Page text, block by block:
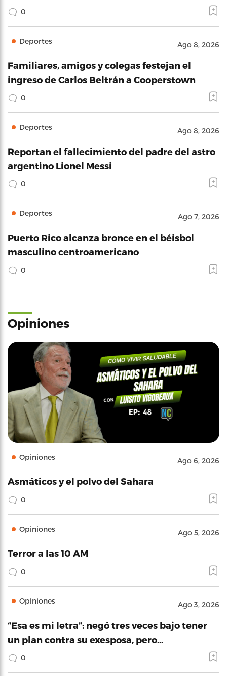
0
Deportes Ago 8, 2026
Familiares, amigos y colegas festejan el
ingreso de Carlos Beltrán a Cooperstown
0
Deportes Ago 8, 2026
Reportan el fallecimiento del padre del astro
argentino Lionel Messi
0
Deportes Ago 7, 2026
Puerto Rico alcanza bronce en el béisbol
masculino centroamericano
0
Opiniones
Opiniones Ago 6, 2026
Asmáticos y el polvo del Sahara
0
Opiniones Ago 5, 2026
Terror a las 10 AM
0
Opiniones Ago 3, 2026
“Esa es mi letra”: negó tres veces bajo tener
un plan contra su exesposa, pero…
0